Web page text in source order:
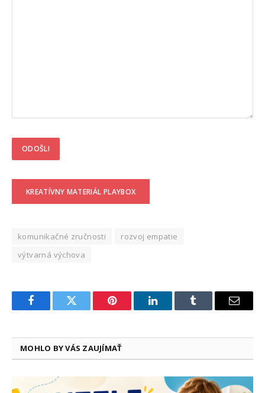
KREATÍVNY MATERIÁL PLAYBOX
komunikačné zručnosti
rozvoj empatie
výtvarná výchova
FacebookTwitter Pinterest LinkedInTumblr Email
MOHLO BY VÁS ZAUJÍMAŤ